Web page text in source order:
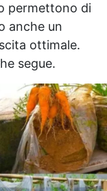
permettono di
anche un
ottimale.
segue.